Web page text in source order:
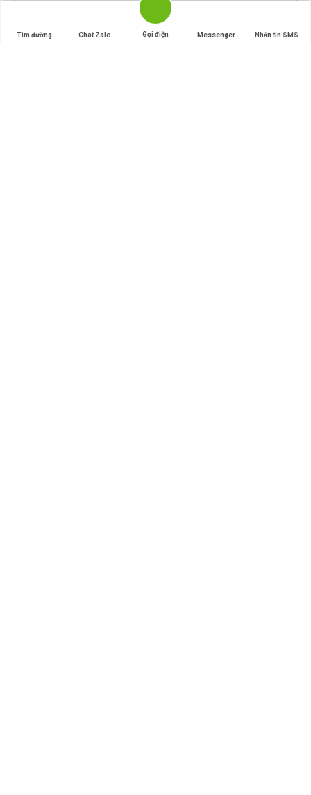
nhất: mưa lớn, sương dày, gió mạnh…
Tìm đường Chat Zalo Gọi điện Messenger Nhắn tin SMS